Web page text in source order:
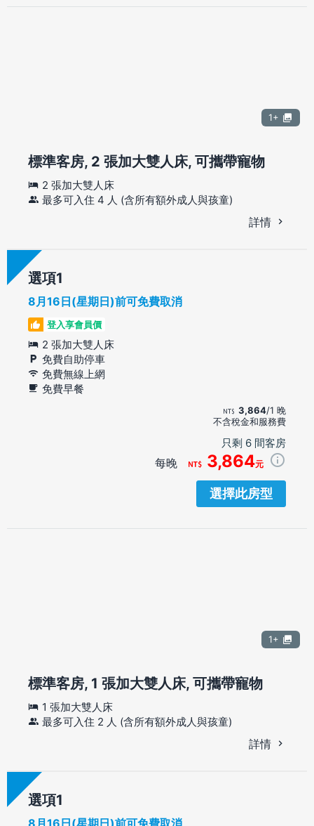
1+
標準客房, 2 張加大雙人床, 可攜帶寵物
2 張加大雙人床
最多可入住 4 人 (含所有額外成人與孩童)
詳情
選項
8月16日(星期日)前可免費取消
登入享會員價
2 張加大雙人床
免費自助停車
免費無線上網
免費早餐
3,864/1 晚
不含稅金和服務費
只剩 6 間客房
每晚 3,864元
選擇此房型
1+
標準客房, 1 張加大雙人床, 可攜帶寵物
1 張加大雙人床
最多可入住 2 人 (含所有額外成人與孩童)
詳情
選項
8月16日(星期日)前可免費取消